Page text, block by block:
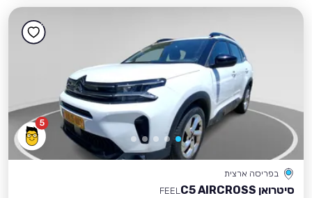
5
בפריסה ארצית
סיטרואן C5 AIRCROSS
FEEL